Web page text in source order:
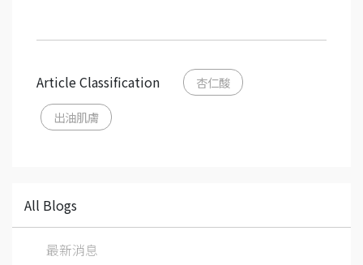
Article Classification 杏仁酸
出油肌膚
All Blogs
最新消息